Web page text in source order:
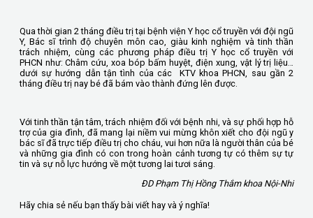
Qua thời gian 2 tháng điều trị tại bệnh viện Y học cổ truyền với đội ngũ
Y, Bác sĩ trình độ chuyên môn cao, giàu kinh nghiệm và tinh thần
trách nhiệm, cùng các phương pháp điều trị Y học cổ truyền với
PHCN như: Châm cứu, xoa bóp bấm huyệt, điện xung, vật lý trị liệu…
dưới sự hướng dẫn tận tình của các KTV khoa PHCN, sau gần 2
tháng điều trị nay bé đã bám vào thành đứng lên được.
Với tinh thần tận tâm, trách nhiệm đối với bệnh nhi, và sự phối hợp hỗ
trợ của gia đình, đã mang lại niềm vui mừng khôn xiết cho đội ngũ y
bác sĩ đã trực tiếp điều trị cho cháu, vui hơn nữa là người thân của bé
và những gia đình có con trong hoàn cảnh tương tự có thêm sự tự
tin và sự nỗ lực hướng về một tương lai tươi sáng.
ĐD Phạm Thị Hồng Thắm khoa Nội-Nhi
Hãy chia sẻ nếu bạn thấy bài viết hay và ý nghĩa!